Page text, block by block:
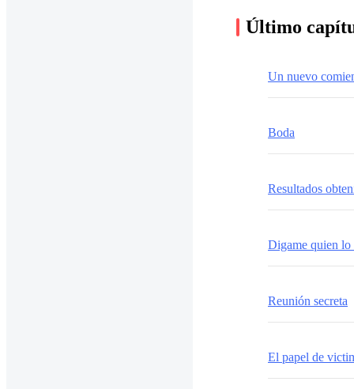
Último
Un nuevo
Boda
Resultados
Digame quien lo
Reunión secreta
El papel de